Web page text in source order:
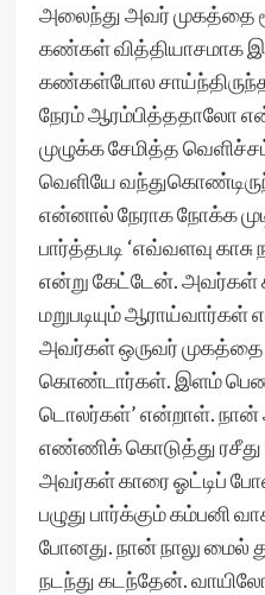
அலைந்து அவர் முகத்தை
கண்கள் வித்தியாசமாக
கண்கள்போல
நேரம் ஆரம்பித்ததாலோ
முழுக்க சேமித்த
வெளியே
என்னால் நேராக நோக்க
பார்த்தபடி ‘எவ்வளவு
என்று கேட்டேன். அவர்கள்
மறுபடியும்
அவர்கள் ஒருவர் முகத்தை
கொண்டார்கள். இளம் பெண்
டொலர்கள்’ என்றாள்.
எண்ணிக் கொடுத்து
அவர்கள் காரை ஓட்டிப்
பழுது பார்க்கும் கம்பனி
போனது. நான் நாலு மைல்
நடந்து கடந்தேன்.